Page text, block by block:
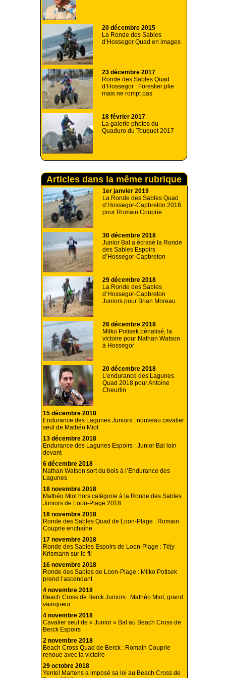
20 décembre 2015
La Ronde des Sables
d’Hossegor Quad en images
23 décembre 2017
Ronde des Sables Quad
d’Hossegor : Forestier plie
mais ne rompt pas
18 février 2017
La galerie photos du
Quaduro du Touquet 2017
Articles dans la même rubrique
1er janvier 2019
La Ronde des Sables Quad
d’Hossegor-Capbreton 2018
pour Romain Couprie
30 décembre 2018
Junior Bal a écrasé la Ronde
des Sables Espoirs
d’Hossegor-Capbreton
29 décembre 2018
La Ronde des Sables
d’Hossegor-Capbreton
Juniors pour Brian Moreau
26 décembre 2018
Milko Potisek pénalisé, la
victoire pour Nathan Watson
à Hossegor
20 décembre 2018
L’endurance des Lagunes
Quad 2018 pour Antoine
Cheurlin
15 décembre 2018
Endurance des Lagunes Juniors : nouveau cavalier
seul de Mathéo Miot
13 décembre 2018
Endurance des Lagunes Espoirs : Junior Bal loin
devant
6 décembre 2018
Nathan Watson sort du bois à l’Endurance des
Lagunes
18 novembre 2018
Mathéo Miot hors catégorie à la Ronde des Sables
Juniors de Loon-Plage 2018
18 novembre 2018
Ronde des Sables Quad de Loon-Plage : Romain
Couprie enchaîne
17 novembre 2018
Ronde des Sables Espoirs de Loon-Plage : Téjy
Krismann sur le fil
16 novembre 2018
Ronde des Sables de Loon-Plage : Milko Potisek
prend l’ascendant
4 novembre 2018
Beach Cross de Berck Juniors : Mathéo Miot, grand
vainqueur
4 novembre 2018
Cavalier seul de « Junior » Bal au Beach Cross de
Berck Espoirs
2 novembre 2018
Beach Cross Quad de Berck : Romain Couprie
renoue avec la victoire
29 octobre 2018
Yentel Martens a imposé sa loi au Beach Cross de